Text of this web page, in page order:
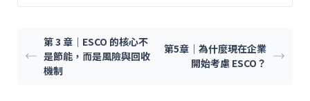
第 3 章｜ESCO 的核心不
是節能，而是風險與回收
機制
第5章｜為什麼現在企業
開始考慮 ESCO？